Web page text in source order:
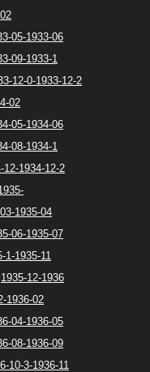
05-1933-06
09-1933-1
12-0-1933-12-2
02
05-1934-06
08-1934-1
12-1934-12-2
1935-04
06-1935-07
1-1935-11
1935-12-1936
1936-02
04-1936-05
08-1936-09
10-3-1936-11